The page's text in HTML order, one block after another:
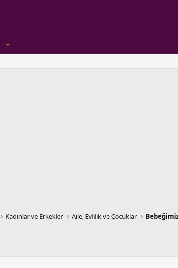
Kadınlar ve Erkekler Aile, Evlilik ve Çocuklar